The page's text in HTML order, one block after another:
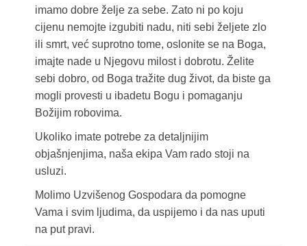
imamo dobre želje za sebe. Zato ni po koju
cijenu nemojte izgubiti nadu, niti sebi željete zlo
ili smrt, već suprotno tome, oslonite se na Boga,
imajte nade u Njegovu milost i dobrotu. Želite
sebi dobro, od Boga tražite dug život, da biste ga
mogli provesti u ibadetu Bogu i pomaganju
Božijim robovima.
Ukoliko imate potrebe za detaljnijim
objašnjenjima, naša ekipa Vam rado stoji na
usluzi.
Molimo Uzvišenog Gospodara da pomogne
Vama i svim ljudima, da uspijemo i da nas uputi
na put pravi.